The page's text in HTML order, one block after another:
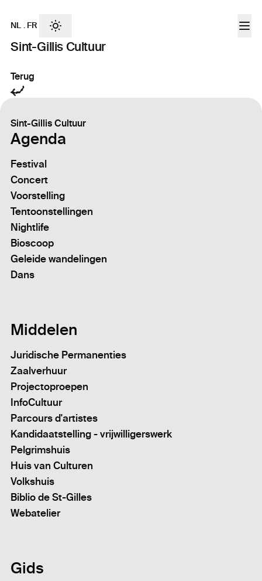
Sint-Gillis Cultuur
NL . FR
Terug
Sint-Gillis Cultuur
Agenda
Festival
Concert
Voorstelling
Tentoonstellingen
Nightlife
Bioscoop
Geleide wandelingen
Dans
Middelen
Juridische Permanenties
Zaalverhuur
Projectoproepen
InfoCultuur
Parcours d'artistes
Kandidaatstelling - vrijwilligerswerk
Pelgrimshuis
Huis van Culturen
Volkshuis
Biblio de St-Gilles
Webatelier
Gids